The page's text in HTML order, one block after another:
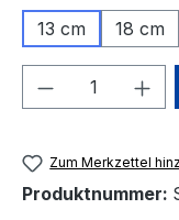
13 cm
18 cm
Produkt
Zum Merkzettel
Produktnummer: